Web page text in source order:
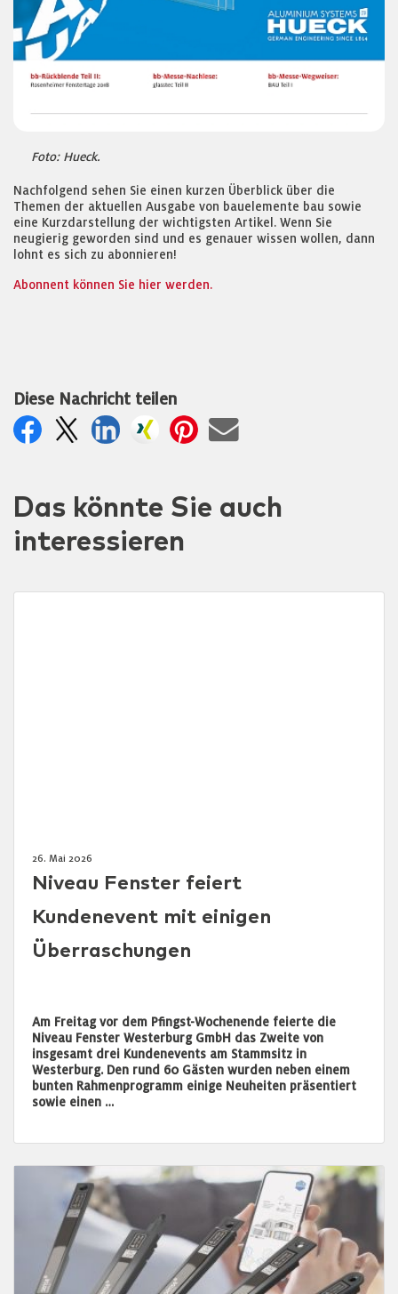
Foto: Hueck.
Nachfolgend sehen Sie einen kurzen Überblick über die
Themen der aktuellen Ausgabe von bauelemente bau sowie
eine Kurzdarstellung der wichtigsten Artikel. Wenn Sie
neugierig geworden sind und es genauer wissen wollen, dann
lohnt es sich zu abonnieren!
Abonnent können Sie hier werden.
Diese Nachricht teilen
Das könnte Sie auch
interessieren
26. Mai 2026
Niveau Fenster feiert
Kundenevent mit einigen
Überraschungen
Am Freitag vor dem Pfingst-Wochenende feierte die
Niveau Fenster Westerburg GmbH das Zweite von
insgesamt drei Kundenevents am Stammsitz in
Westerburg. Den rund 60 Gästen wurden neben einem
bunten Rahmenprogramm einige Neuheiten präsentiert
sowie einen …